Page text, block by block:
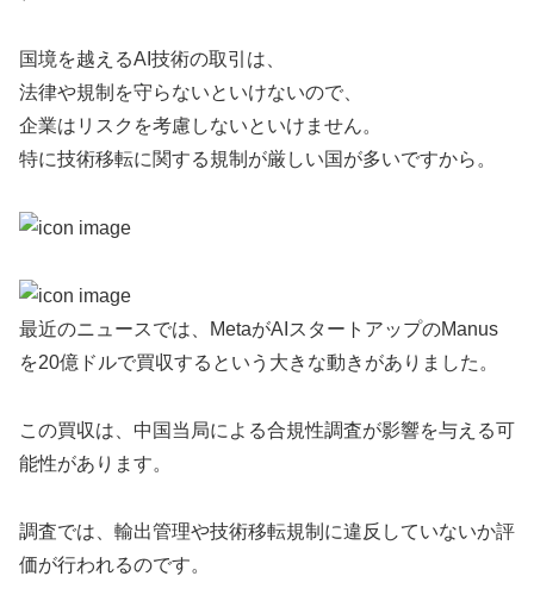
国境を越えるAI技術の取引は、
法律や規制を守らないといけないので、
企業はリスクを考慮しないといけません。
特に技術移転に関する規制が厳しい国が多いですから。
最近のニュースでは、MetaがAIスタートアップのManus
を20億ドルで買収するという大きな動きがありました。
この買収は、中国当局による合規性調査が影響を与える可
能性があります。
調査では、輸出管理や技術移転規制に違反していないか評
価が行われるのです。